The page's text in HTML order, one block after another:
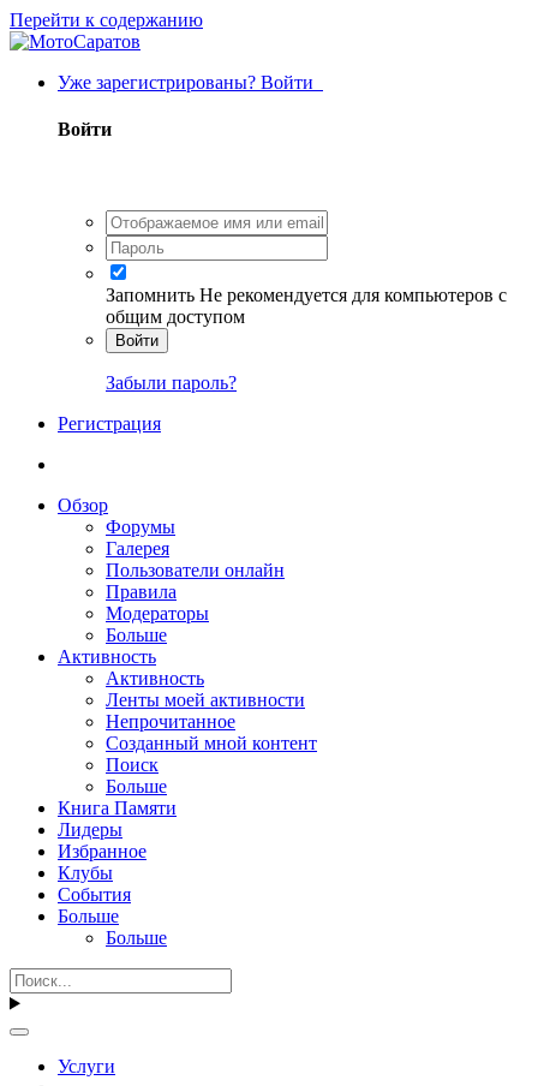
Перейти к содержанию
Уже зарегистрированы? Войти
Войти
Запомнить Не рекомендуется для компьютеров с
общим доступом
Войти
Забыли пароль?
Регистрация
Обзор
Форумы
Галерея
Пользователи онлайн
Правила
Модераторы
Больше
Активность
Активность
Ленты моей активности
Непрочитанное
Созданный мной контент
Поиск
Больше
Книга Памяти
Лидеры
Избранное
Клубы
События
Больше
Больше
Услуги